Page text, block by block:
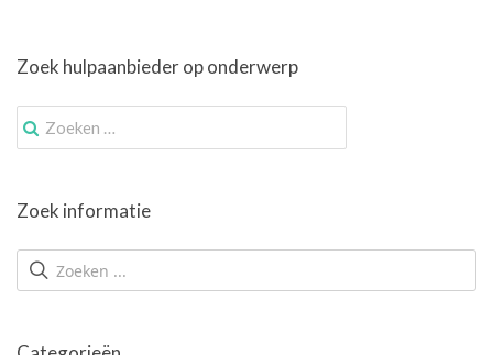
Zoek hulpaanbieder op onderwerp
Zoek
naar:
Zoek informatie